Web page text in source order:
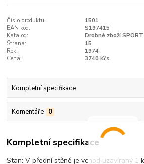
Číslo produktu:
1501
EAN kód:
S197415
Katalog:
Drobné zboží SPORT
Strana:
15
Rok:
1974
Cena:
3740 Kčs
Kompletní specifikace
Komentáře 0
Kompletní specifikace
Stan: V přední stěně je vchod uzavíraný 1